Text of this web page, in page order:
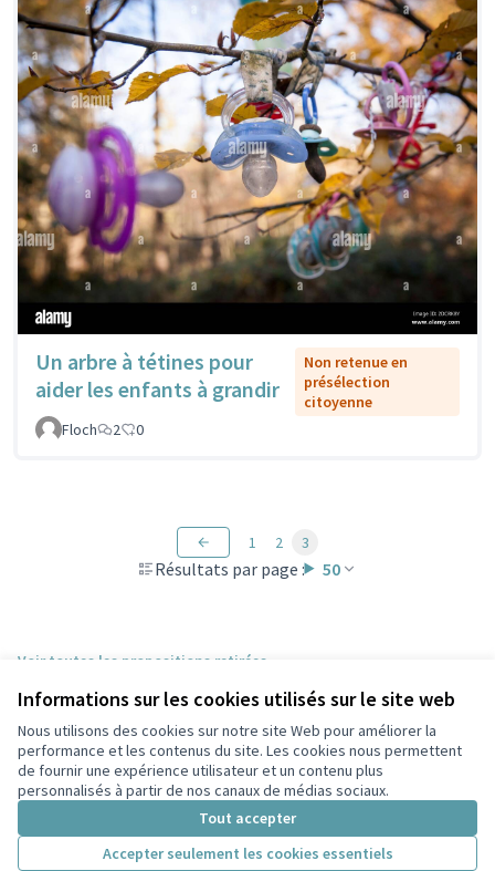
Informations sur les cookies utilisés sur le site web
Nous utilisons des cookies sur notre site Web pour améliorer la
performance et les contenus du site. Les cookies nous permettent
de fournir une expérience utilisateur et un contenu plus
personnalisés à partir de nos canaux de médias sociaux.
Tout accepter
Accepter seulement les cookies essentiels
Un arbre à tétines pour
aider les enfants à grandir
Non retenue en
présélection
citoyenne
Floch
2 0
Résultats par page : 50
1 2 3
Voir toutes les propositions retirées
Conditions d'utilisation
Paramètres des cookies
Participez Villeurbanne sur X
(Lien externe)
Participez Villeurbanne sur Facebook
Participez Villeurbanne sur Instagram
Participez Villeurbanne sur YouTube
(Lien externe)